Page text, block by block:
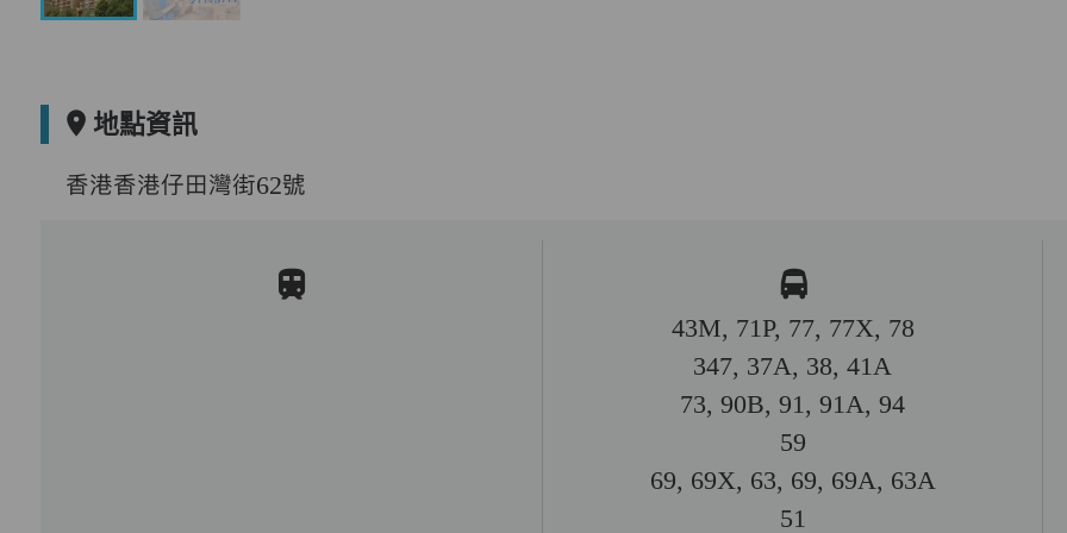
地點資訊
香港香港仔田灣街62號
43M, 71P, 77, 77X, 78
347, 37A, 38, 41A
73, 90B, 91, 91A, 94
59
69, 69X, 63, 69, 69A, 63A
51